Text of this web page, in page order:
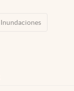
Inundaciones